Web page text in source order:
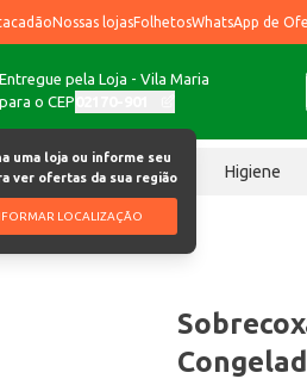
Nossas lojasFolhetosWhatsApp de
Entregue pela Loja - Vila Maria
para o CEP
uma loja ou informe seu
ver ofertas da sua região
LOCALIZAÇÃO
Chocolates Higiene
Congelada 1kg